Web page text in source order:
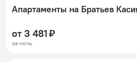
Апартаменты на Братьев
от 3 481 ₽
за ночь